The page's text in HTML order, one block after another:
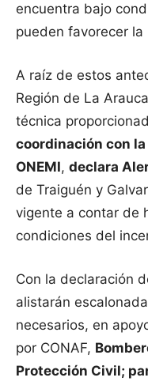
encuentra bajo
pueden favorecer
A raíz de estos
Región de La
técnica
coordinación con
ONEMI, declara
de Traiguén y
vigente a contar de
condiciones del
Con la declaración
alistarán
necesarios, en
por CONAF,
Protección Civil;